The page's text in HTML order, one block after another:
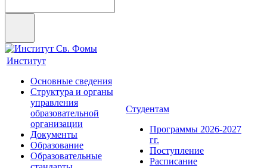
Институт
Основные сведения
Структура и органы
управления
образовательной
организации
Документы
Образование
Образовательные
Студентам
Программы 2026-2027
гг.
Поступление
Расписание